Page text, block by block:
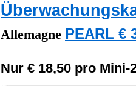
Allemagne PEARL €
Nur € 18,50 pro Mini-